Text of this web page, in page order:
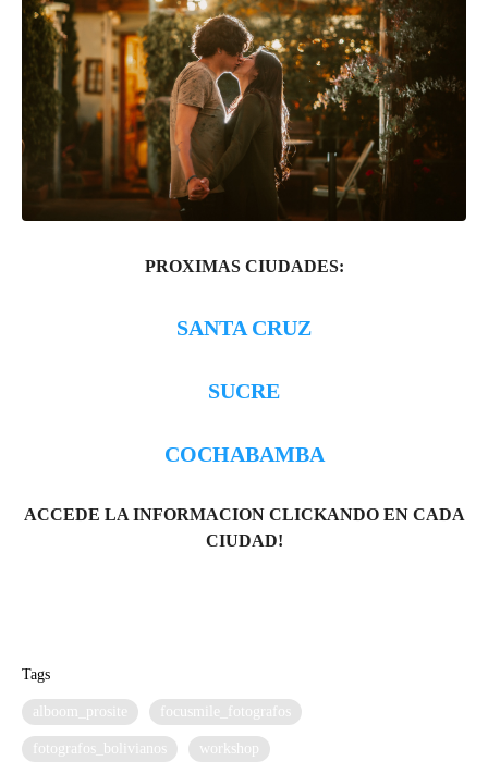
PROXIMAS CIUDADES:
SANTA CRUZ
SUCRE
COCHABAMBA
ACCEDE LA INFORMACION CLICKANDO EN CADA
CIUDAD!
Tags
alboom_prosite focusmile_fotografos
fotografos_bolivianos workshop